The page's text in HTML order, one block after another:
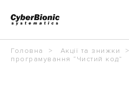
Головна Акції та знижки
програмування “Чистий код”